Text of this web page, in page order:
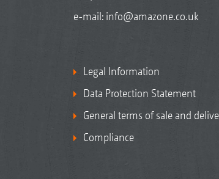
e-mail: info@amazone.co.uk
Legal Information
Data Protection Statement
General terms of sale and
Compliance